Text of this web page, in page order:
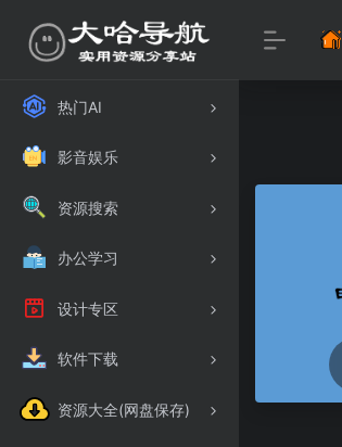
热门AI
影音娱乐
资源搜索
办公学习
设计专区
软件下载
资源大全(网盘保存)